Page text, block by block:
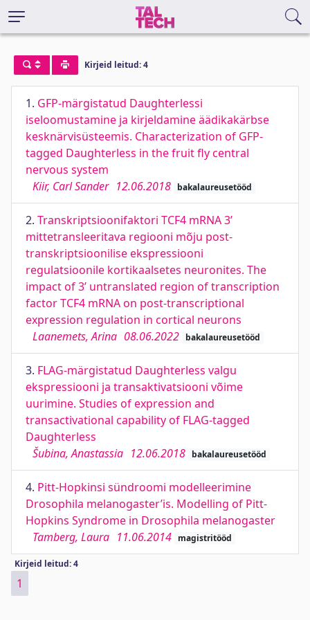
Kirjeid leitud: 4
1. GFP-märgistatud Daughterlessi
iseloomustamine ja kirjeldamine äädikakärbse
kesknärvisüsteemis. Characterization of GFP-
tagged Daughterless in the fruit fly central
nervous system
Kiir, Carl Sander 12.06.2018 bakalaureusetööd
2. Transkriptsioonifaktori TCF4 mRNA 3’
mittetransleeritava regiooni mõju post-
transkriptsioonilise ekspressiooni
regulatsioonile kortikaalsetes neuronites. The
impact of 3’ untranslated region of transcription
factor TCF4 mRNA on post-transcriptional
expression regulation in cortical neurons
Laanemets, Arina 08.06.2022 bakalaureusetööd
3. FLAG-märgistatud Daughterless valgu
ekspressiooni ja transaktivatsiooni võime
uurimine. Studies of expression and
transactivational capability of FLAG-tagged
Daughterless
Šubina, Anastassia 12.06.2018 bakalaureusetööd
4. Pitt-Hopkinsi sündroomi modelleerimine
Drosophila melanogaster’is. Modelling of Pitt-
Hopkins Syndrome in Drosophila melanogaster
Tamberg, Laura 11.06.2014 magistritööd
Kirjeid leitud: 4
1